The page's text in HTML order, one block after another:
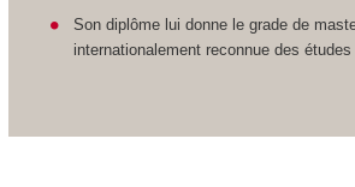
Son diplôme lui donne le grade de
internationalement reconnue des